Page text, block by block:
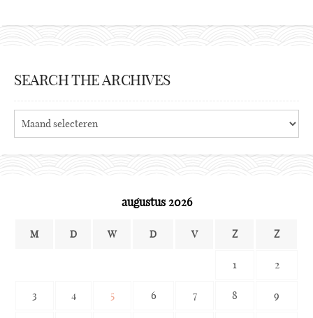
SEARCH THE ARCHIVES
the
augustus 2026
M D W D V Z Z
1 2
3 4 5 6 7 8 9